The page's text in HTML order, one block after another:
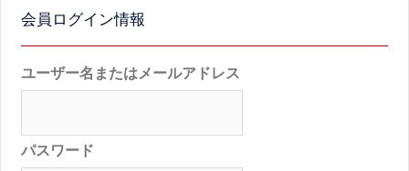
会員ログイン情報
ユーザー名またはメールアドレス
パスワード